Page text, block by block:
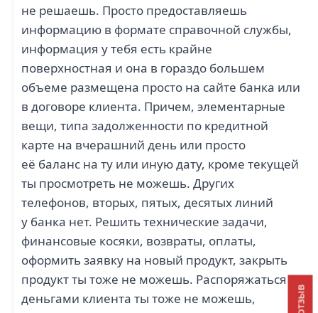
не решаешь. Просто предоставляешь
информацию в формате справочной службы,
информация у тебя есть крайне
поверхностная и она в гораздо большем
объеме размещена просто на сайте банка или
в договоре клиента. Причем, элементарные
вещи, типа задолженности по кредитной
карте на вчерашний день или просто
её баланс на ту или иную дату, кроме текущей
ты просмотреть не можешь. Других
телефонов, вторых, пятых, десятых линий
у банка нет. Решить технические задачи,
финансовые косяки, возвраты, оплаты,
оформить заявку на новый продукт, закрыть
продукт ты тоже не можешь. Распоряжаться
деньгами клиента ты тоже не можешь,